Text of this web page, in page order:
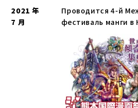
2021 年
7 月
Проводится 4-й
фестиваль манги в